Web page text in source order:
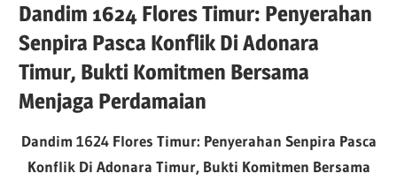
Dandim 1624 Flores Timur: Penyerahan
Senpira Pasca Konflik Di Adonara
Timur, Bukti Komitmen Bersama
Menjaga Perdamaian
Dandim 1624 Flores Timur: Penyerahan Senpira Pasca
Konflik Di Adonara Timur, Bukti Komitmen Bersama